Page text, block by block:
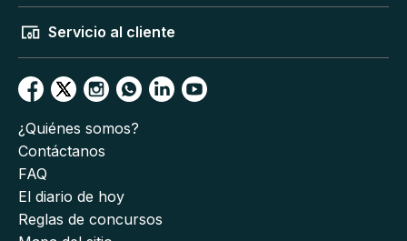
Servicio al cliente
¿Quiénes somos?
Contáctanos
FAQ
El diario de hoy
Reglas de concursos